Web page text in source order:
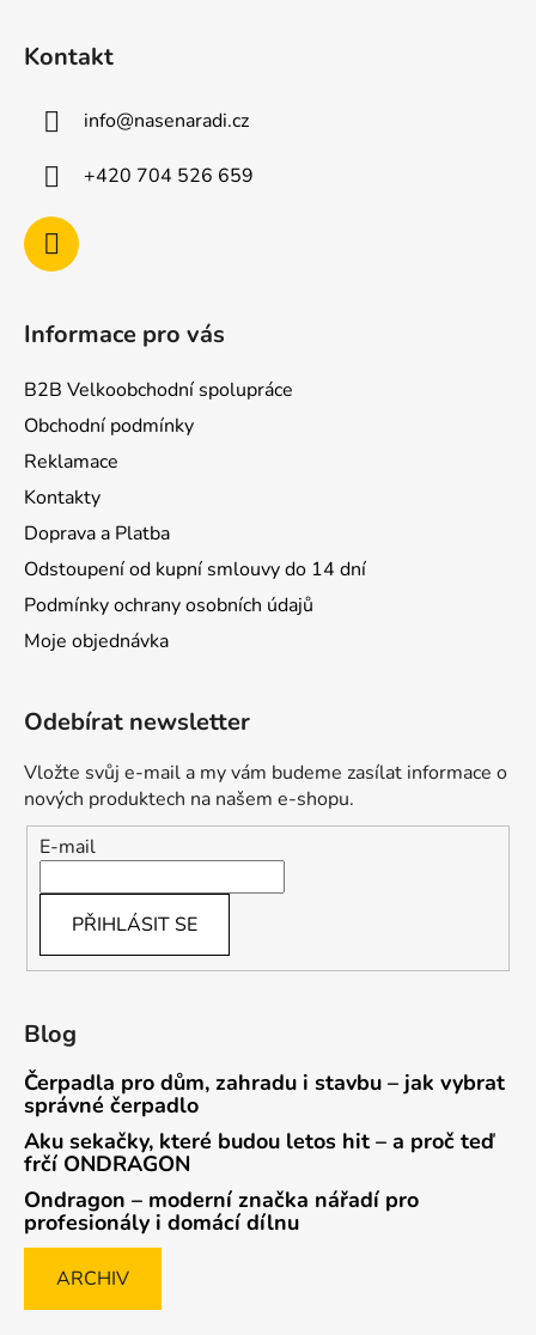
Kontakt
info@nasenaradi.cz
+420 704 526 659
Informace pro vás
B2B Velkoobchodní spolupráce
Obchodní podmínky
Reklamace
Kontakty
Doprava a Platba
Odstoupení od kupní smlouvy do 14 dní
Podmínky ochrany osobních údajů
Moje objednávka
Odebírat newsletter
Vložte svůj e-mail a my vám budeme zasílat informace o
nových produktech na našem e-shopu.
E-mail
PŘIHLÁSIT SE
Blog
Čerpadla pro dům, zahradu i stavbu – jak vybrat
správné čerpadlo
Aku sekačky, které budou letos hit – a proč teď
frčí ONDRAGON
Ondragon – moderní značka nářadí pro
profesionály i domácí dílnu
ARCHIV